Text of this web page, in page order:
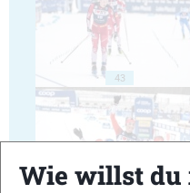
43
Wie willst du